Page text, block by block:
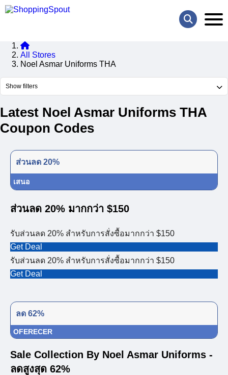
All Stores
Noel Asmar Uniforms THA
Show filters
Latest Noel Asmar Uniforms THA
Coupon Codes
ส่วนลด 20%
เสนอ
ส่วนลด 20% มากกว่า $150
รับส่วนลด 20% สำหรับการสั่งซื้อมากกว่า $150
Get Deal
รับส่วนลด 20% สำหรับการสั่งซื้อมากกว่า $150
Get Deal
ลด 62%
OFERECER
Sale Collection By Noel Asmar Uniforms -
ลดสูงสุด 62%